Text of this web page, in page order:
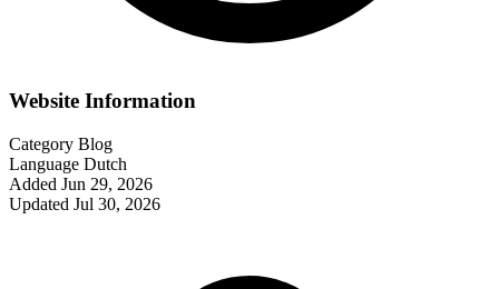
Website Information
Category Blog
Language Dutch
Added Jun 29, 2026
Updated Jul 30, 2026